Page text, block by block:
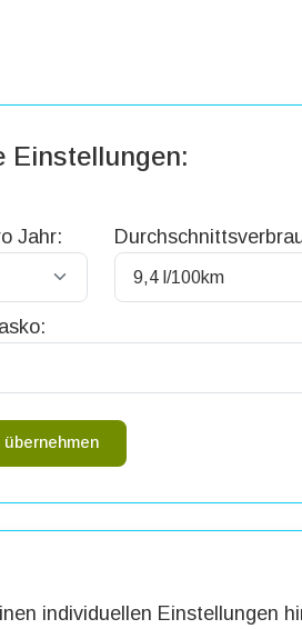
Einstellungen:
Jahr:
individuellen Einstellungen